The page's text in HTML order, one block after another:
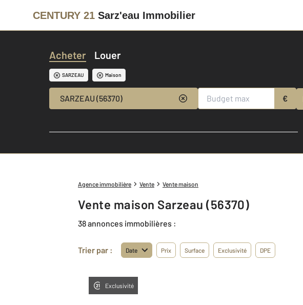
CENTURY 21 Sarz'eau Immobilier
Acheter Louer
SARZEAU Maison
SARZEAU (56370) €
Agence immobilière Vente Vente maison
Vente maison Sarzeau (56370)
38 annonces immobilières :
Trier par : Date Prix Surface Exclusivité DPE
Exclusivité